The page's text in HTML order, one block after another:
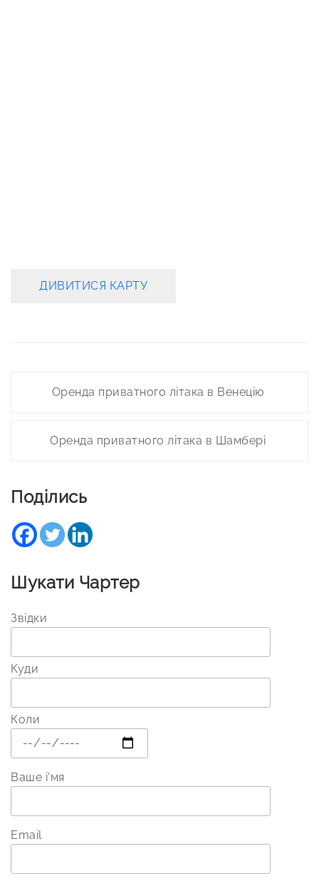
ДИВИТИСЯ КАРТУ
navigation
Оренда приватного літака в Венецію
Оренда приватного літака в Шамбері
Поділись
Шукати Чартер
Звідки
Куди
Коли
Ваше і'мя
Email